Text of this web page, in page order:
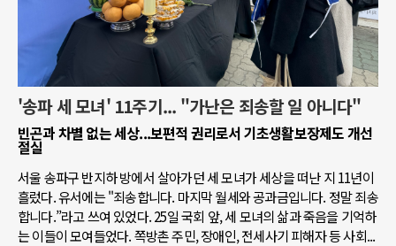
'송파 세 모녀' 11주기... "가난은 죄송할 일 아니다"
빈곤과 차별 없는 세상...보편적 권리로서 기초생활보장제도 개선
절실
서울 송파구 반지하 방에서 살아가던 세 모녀가 세상을 떠난 지 11년이
흘렀다. 유서에는 "죄송합니다. 마지막 월세와 공과금입니다. 정말 죄송
합니다.”라고 쓰여 있었다. 25일 국회 앞, 세 모녀의 삶과 죽음을 기억하
는 이들이 모여들었다. 쪽방촌 주민, 장애인, 전세사기 피해자 등 사회...